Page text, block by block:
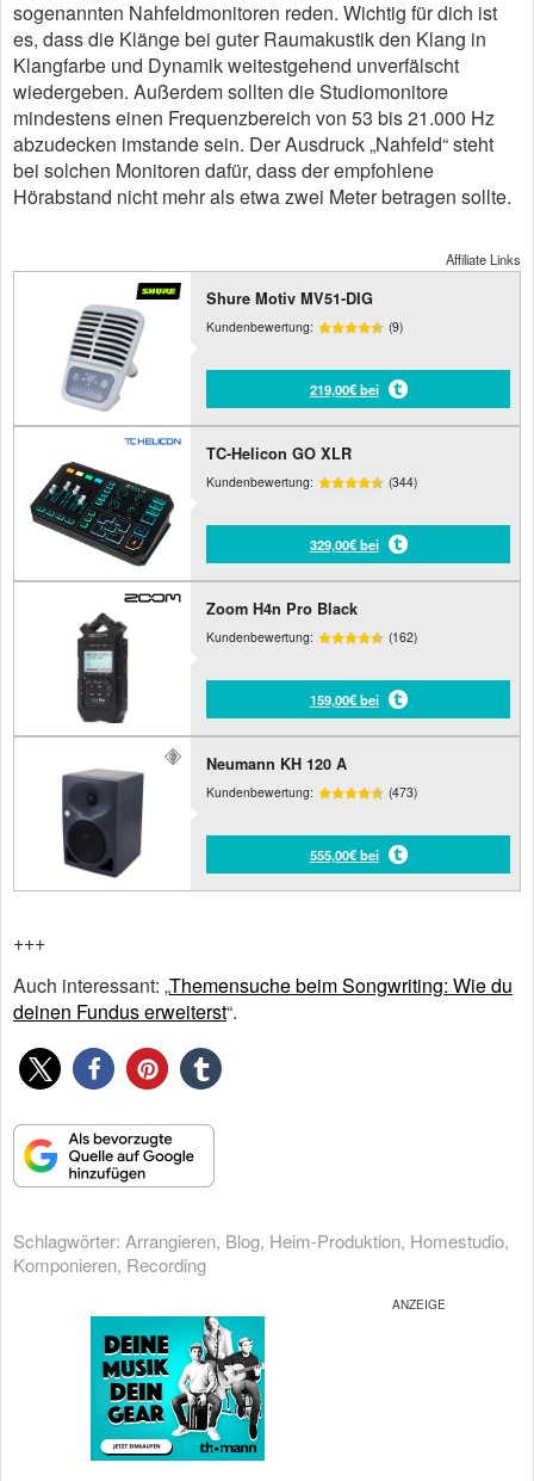
sogenannten Nahfeldmonitoren reden. Wichtig für dich ist
es, dass die Klänge bei guter Raumakustik den Klang in
Klangfarbe und Dynamik weitestgehend unverfälscht
wiedergeben. Außerdem sollten die Studiomonitore
mindestens einen Frequenzbereich von 53 bis 21.000 Hz
abzudecken imstande sein. Der Ausdruck „Nahfeld“ steht
bei solchen Monitoren dafür, dass der empfohlene
Hörabstand nicht mehr als etwa zwei Meter betragen sollte.
Affiliate Links
Shure Motiv MV51-DIG
Kundenbewertung: (9)
219,00€ bei
TC-Helicon GO XLR
Kundenbewertung: (344)
329,00€ bei
Zoom H4n Pro Black
Kundenbewertung: (162)
159,00€ bei
Neumann KH 120 A
Kundenbewertung: (473)
555,00€ bei
+++
Auch interessant: „Themensuche beim Songwriting: Wie du
deinen Fundus erweiterst“.
Schlagwörter: Arrangieren, Blog, Heim-Produktion, Homestudio,
Komponieren, Recording